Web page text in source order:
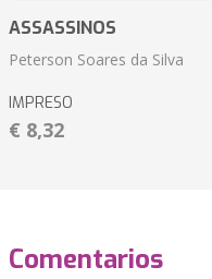
ASSASSINOS
Peterson Soares da Silva
IMPRESO
€ 8,32
Comentarios